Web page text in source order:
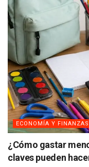
ECONOMÍA Y FINANZAS
¿Cómo gastar
claves pueden